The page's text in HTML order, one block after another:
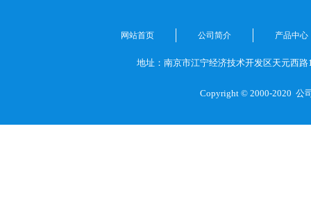
网站首页 公司简介 产品中心
地址：南京市江宁经济技术开发区天元西路
Copyright © 2000-2020 公